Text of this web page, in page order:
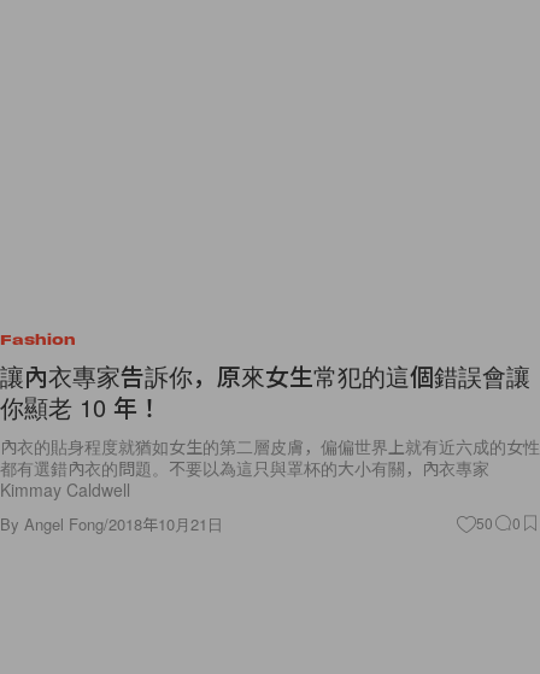
Fashion
讓內衣專家告訴你，原來女生常犯的這個錯誤會讓
你顯老 10 年！
內衣的貼身程度就猶如女生的第二層皮膚，偏偏世界上就有近六成的女性
都有選錯內衣的問題。不要以為這只與罩杯的大小有關，內衣專家
Kimmay Caldwell
By Angel Fong/2018年10月21日 50 0